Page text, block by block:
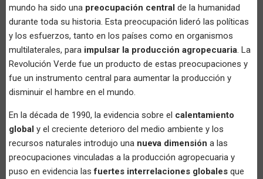
mundo ha sido una preocupación central de la humanidad
durante toda su historia. Esta preocupación lideró las políticas
y los esfuerzos, tanto en los países como en organismos
multilaterales, para impulsar la producción agropecuaria. La
Revolución Verde fue un producto de estas preocupaciones y
fue un instrumento central para aumentar la producción y
disminuir el hambre en el mundo.
En la década de 1990, la evidencia sobre el calentamiento
global y el creciente deterioro del medio ambiente y los
recursos naturales introdujo una nueva dimensión a las
preocupaciones vinculadas a la producción agropecuaria y
puso en evidencia lasfuertes interrelaciones globales que